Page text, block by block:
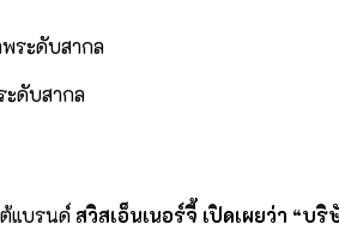
ะดับสากล
แบรนด์ สวิสเอ็นเนอร์จี้ เปิดเผยว่า “บริ